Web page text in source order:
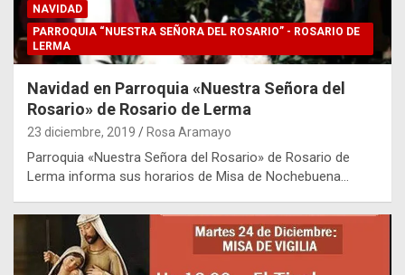
NAVIDAD
PARROQUIA “NUESTRA SEÑORA DEL ROSARIO” - ROSARIO DE
LERMA
Navidad en Parroquia «Nuestra Señora del
Rosario» de Rosario de Lerma
23 diciembre, 2019 Rosa Aramayo
Parroquia «Nuestra Señora del Rosario» de Rosario de
Lerma informa sus horarios de Misa de Nochebuena…